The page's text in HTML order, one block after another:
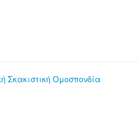
Σκακιστική Ομοσπονδία